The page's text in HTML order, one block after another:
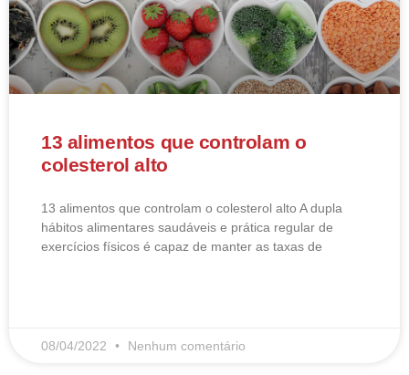
13 alimentos que controlam o
colesterol alto
13 alimentos que controlam o colesterol alto​ A dupla
hábitos alimentares saudáveis e prática regular de
exercícios físicos é capaz de manter as taxas de
08/04/2022 Nenhum comentário